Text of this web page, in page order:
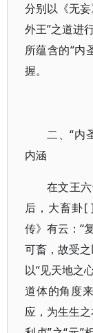
分别以《无
外王”之道进
所蕴含的“内
握。
二、“内
内涵
在文王
后，大畜卦[
传》有云：“
可畜，故受
以“见天地之
道体的角度
应，为生生